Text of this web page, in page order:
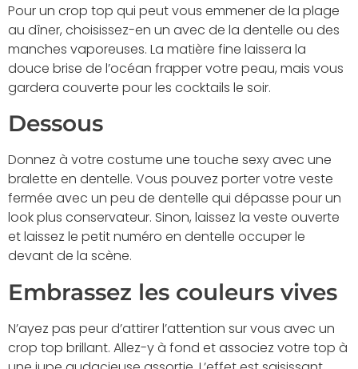
Pour un crop top qui peut vous emmener de la plage
au dîner, choisissez-en un avec de la dentelle ou des
manches vaporeuses. La matière fine laissera la
douce brise de l’océan frapper votre peau, mais vous
gardera couverte pour les cocktails le soir.
Dessous
Donnez à votre costume une touche sexy avec une
bralette en dentelle. Vous pouvez porter votre veste
fermée avec un peu de dentelle qui dépasse pour un
look plus conservateur. Sinon, laissez la veste ouverte
et laissez le petit numéro en dentelle occuper le
devant de la scène.
Embrassez les couleurs vives
N’ayez pas peur d’attirer l’attention sur vous avec un
crop top brillant. Allez-y à fond et associez votre top à